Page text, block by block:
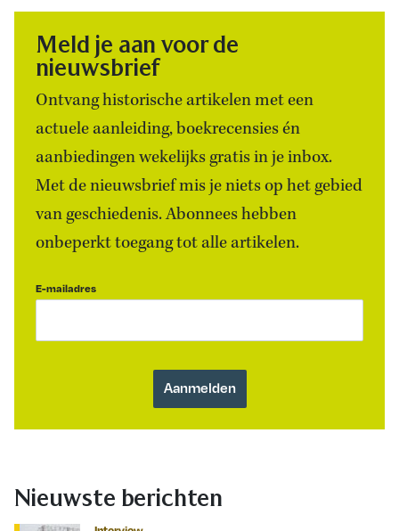
Meld je aan voor de
nieuwsbrief
Ontvang historische artikelen met een
actuele aanleiding, boekrecensies én
aanbiedingen wekelijks gratis in je inbox.
Met de nieuwsbrief mis je niets op het gebied
van geschiedenis. Abonnees hebben
onbeperkt toegang tot alle artikelen.
E-mailadres
Nieuwste berichten